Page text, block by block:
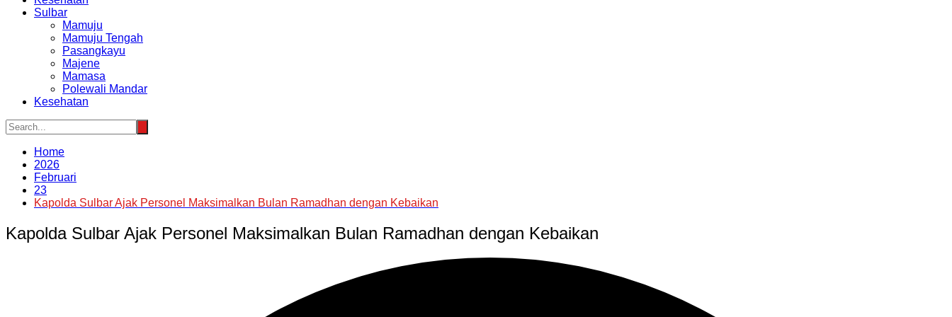
Sulbar
Mamuju
Mamuju Tengah
Pasangkayu
Majene
Mamasa
Polewali Mandar
Kesehatan
Home
2026
Februari
23
Kapolda Sulbar Ajak Personel Maksimalkan Bulan Ramadhan dengan Kebaikan
Kapolda Sulbar Ajak Personel Maksimalkan Bulan Ramadhan dengan Kebaikan